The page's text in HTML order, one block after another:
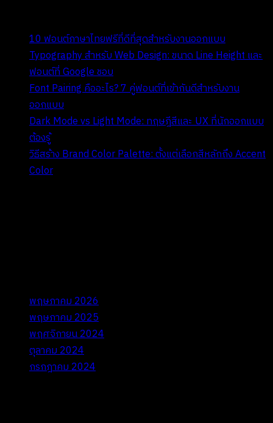
10 ฟอนต์ภาษาไทยฟรีที่ดีที่สุดสำหรับงานออกแบบ
Typography สำหรับ Web Design: ขนาด Line Height และ
ฟอนต์ที่ Google ชอบ
Font Pairing คืออะไร? 7 คู่ฟอนต์ที่เข้ากันดีสำหรับงาน
ออกแบบ
Dark Mode vs Light Mode: ทฤษฎีสีและ UX ที่นักออกแบบ
ต้องรู้
วิธีสร้าง Brand Color Palette: ตั้งแต่เลือกสีหลักถึง Accent
Color
พฤษภาคม 2026
พฤษภาคม 2025
พฤศจิกายน 2024
ตุลาคม 2024
กรกฎาคม 2024